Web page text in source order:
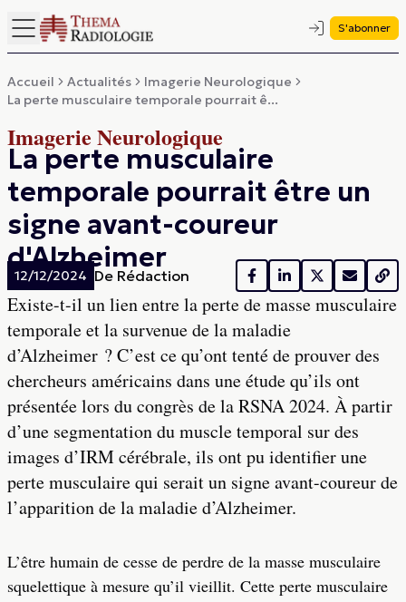
S'abonner
Accueil Actualités
Imagerie Neurologique
La perte musculaire temporale pourrait ê...
Imagerie Neurologique
La perte musculaire
temporale pourrait être un
signe avant-coureur
d'Alzheimer
12/12/2024 De Rédaction
Existe-t-il un lien entre la perte de masse musculaire
temporale et la survenue de la maladie
d’Alzheimer ? C’est ce qu’ont tenté de prouver des
chercheurs américains dans une étude qu’ils ont
présentée lors du congrès de la RSNA 2024. À partir
d’une segmentation du muscle temporal sur des
images d’IRM cérébrale, ils ont pu identifier une
perte musculaire qui serait un signe avant-coureur de
l’apparition de la maladie d’Alzheimer.
L’être humain de cesse de perdre de la masse musculaire
squelettique à mesure qu’il vieillit. Cette perte musculaire